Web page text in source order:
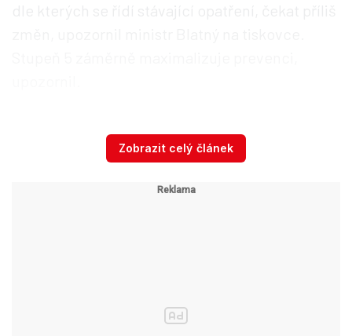
Změn by se měl PES dočkat v nižších stupních
4 a níže. „Budeme se snažit o to, abychom
umožnili vykonávání určitých aktivit zejména
Zobrazit celý článek